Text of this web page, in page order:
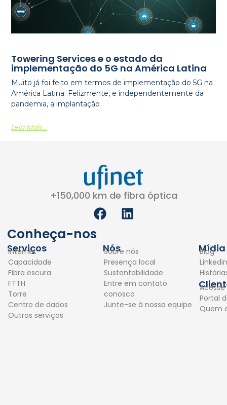
Towering Services e o estado da
implementação do 5G na América Latina
Muito já foi feito em termos de implementação do 5G na
América Latina. Felizmente, e independentemente da
pandemia, a implantação
Leia Mais...
+150,000 km de fibra óptica
F
a
e
b
o
o
k
L
i
k
e
d
i
n
Conheça-nos
Serviços
Internet
Capacidade
Fibra escura
FTTH
Torre
Centro de dados
Outros serviços
Nós
Sobre nós
Presença local
Sustentabilidade
Entre em contato
conosco
Junte-se à nossa equipe
Mídia
Blog
Linkedin
Acesse
Portal
Quem